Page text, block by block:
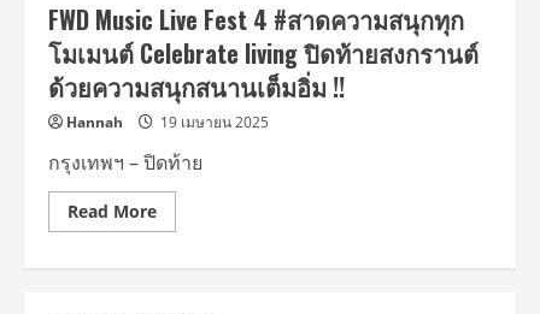
F.HERO-
Perses’
นำ
ทีม
ระเบิด
ความ
สนุก
เสียง
กรี๊ด
สนั่น
เซ็นทรัล
เวิลด์
!
FWD Music Live Fest 4 #สาดความสนุกทุก
โมเมนต์ Celebrate living ปิดท้ายสงกรานต์
ด้วยความสนุกสนานเต็มอิ่ม !!
Hannah 19 เมษายน 2025
กรุงเทพฯ – ปิดท้าย
Read MoreRead
more